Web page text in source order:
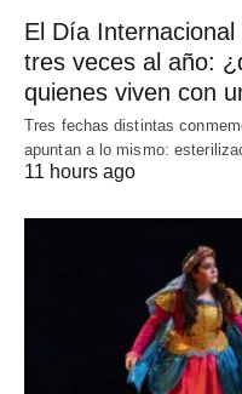
El Día
tres veces al año:
quienes viven con
Tres fechas distintas
apuntan a lo mismo:
11 hours ago